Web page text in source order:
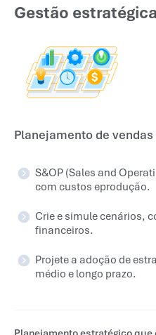
Gestão estratégica
Planejamento de vendas
S&OP (Sales and
com custos eprodução.
Crie e simule cenários,
financeiros.
Projete a adoção de
médio e longo prazo.
Planejamento estratégico